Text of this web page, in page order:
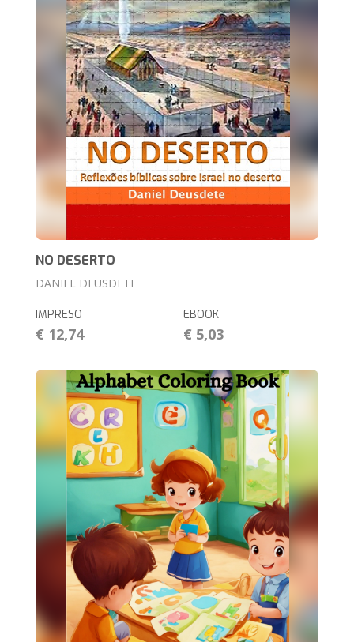
NO DESERTO
DANIEL DEUSDETE
IMPRESO
€ 12,74
EBOOK
€ 5,03